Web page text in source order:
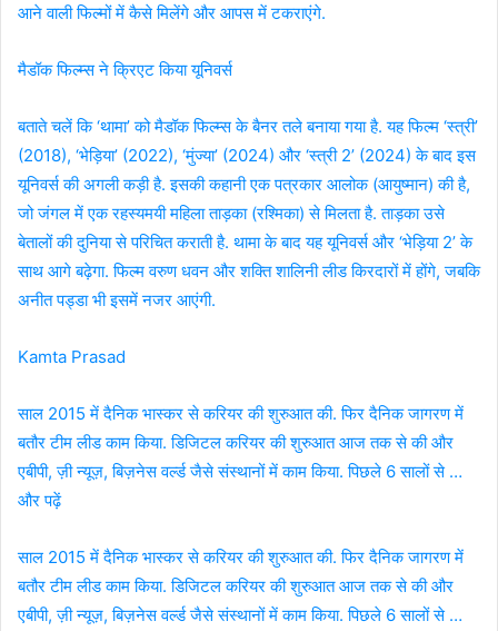
आने वाली फिल्मों में कैसे मिलेंगे और आपस में टकराएंगे.
मैडॉक फिल्म्स ने क्रिएट किया यूनिवर्स
बताते चलें कि ‘थामा’ को मैडॉक फिल्म्स के बैनर तले बनाया गया है. यह फिल्म ‘स्त्री’
(2018), ‘भेड़िया’ (2022), ‘मुंज्या’ (2024) और ‘स्त्री 2’ (2024) के बाद इस
यूनिवर्स की अगली कड़ी है. इसकी कहानी एक पत्रकार आलोक (आयुष्मान) की है,
जो जंगल में एक रहस्यमयी महिला ताड़का (रश्मिका) से मिलता है. ताड़का उसे
बेतालों की दुनिया से परिचित कराती है. थामा के बाद यह यूनिवर्स और ‘भेड़िया 2’ के
साथ आगे बढ़ेगा. फिल्म वरुण धवन और शक्ति शालिनी लीड किरदारों में होंगे, जबकि
अनीत पड्डा भी इसमें नजर आएंगी.
Kamta Prasad
साल 2015 में दैनिक भास्कर से करियर की शुरुआत की. फिर दैनिक जागरण में
बतौर टीम लीड काम किया. डिजिटल करियर की शुरुआत आज तक से की और
एबीपी, ज़ी न्यूज़, बिज़नेस वर्ल्ड जैसे संस्थानों में काम किया. पिछले 6 सालों से …
और पढ़ें
साल 2015 में दैनिक भास्कर से करियर की शुरुआत की. फिर दैनिक जागरण में
बतौर टीम लीड काम किया. डिजिटल करियर की शुरुआत आज तक से की और
एबीपी, ज़ी न्यूज़, बिज़नेस वर्ल्ड जैसे संस्थानों में काम किया. पिछले 6 सालों से …